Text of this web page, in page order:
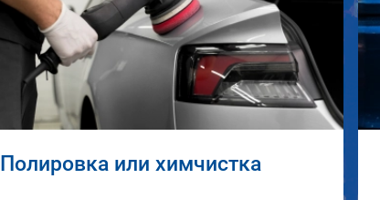
Полировка или химчистка